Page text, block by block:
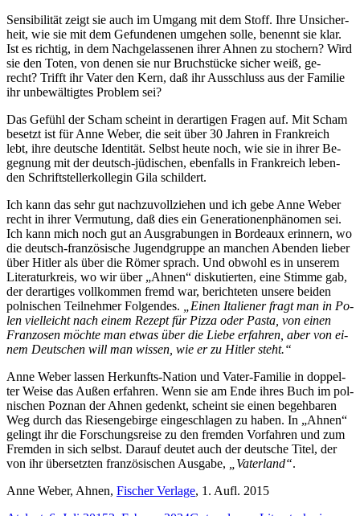
Sen­si­bi­li­tät zeigt sie auch im Um­gang mit dem Stoff. Ih­re Un­si­cher­
heit, wie sie mit dem Ge­fun­de­nen um­ge­hen sol­le, be­nennt sie klar.
Ist es rich­tig, in dem Nach­ge­las­se­nen ih­rer Ah­nen zu sto­chern? Wird
sie den To­ten, von de­nen sie nur Bruch­stü­cke si­cher weiß, ge­
recht? Trifft ihr Va­ter den Kern, daß ihr Aus­schluss aus der Fa­mi­lie
ihr un­be­wäl­tig­tes Pro­blem sei?
Das Ge­fühl der Scham scheint in der­ar­ti­gen Fra­gen auf. Mit Scham
be­setzt ist für An­ne We­ber, die seit über 30 Jah­ren in Frank­reich
lebt, ih­re deut­sche Iden­ti­tät. Selbst heu­te noch, wie sie in ih­rer Be­
geg­nung mit der deutsch-jü­di­schen, eben­falls in Frank­reich le­ben­
den Schrift­stel­ler­kol­le­gin Gi­la schildert.
Ich kann das sehr gut nach­zu­voll­zie­hen und ich ge­be An­ne We­ber
recht in ih­rer Ver­mu­tung, daß dies ein Ge­ne­ra­tio­nen­phä­no­men sei.
Ich kann mich noch gut an Aus­gra­bun­gen in Bor­deaux er­in­nern, wo
die deutsch-fran­zö­si­sche Ju­gend­grup­pe an man­chen Aben­den lie­ber
über Hit­ler als über die Rö­mer sprach. Und ob­wohl es in un­se­rem
Li­te­ra­tur­kreis, wo wir über „Ah­nen“ dis­ku­tier­ten, ei­ne Stim­me gab,
der der­ar­ti­ges voll­kom­men fremd war, be­rich­te­ten un­se­re bei­den
pol­ni­schen Teil­neh­mer Fol­gen­des.
„Ei­nen Ita­lie­ner fragt man in Po­
len viel­leicht nach ei­nem Re­zept für Piz­za oder Pas­ta, von ei­nen
Fran­zo­sen möch­te man et­was über die Lie­be er­fah­ren, aber von ei­
nem Deut­schen will man wis­sen, wie er zu Hit­ler steht.“
An­ne We­ber las­sen Her­kunfts-Na­ti­on und Va­ter-Fa­mi­lie in dop­pel­
ter Wei­se das Au­ßen er­fah­ren. Wenn sie am En­de ih­res Buch im pol­
ni­schen Poz­nan der Ah­nen ge­denkt, scheint sie ei­nen be­geh­ba­ren
Weg durch das Rie­sen­ge­bir­ge ein­ge­schla­gen zu ha­ben. In „Ah­nen“
ge­lingt ihr die For­schungs­rei­se zu den frem­den Vor­fah­ren und zum
Frem­den in sich selbst. Dar­auf deu­tet auch der deut­sche Ti­tel, der
von ihr über­setz­ten fran­zö­si­schen Aus­ga­be,
„Va­ter­land“.
An­ne We­ber, Ah­nen, Fi­scher Ver­la­ge, 1. Aufl. 2015